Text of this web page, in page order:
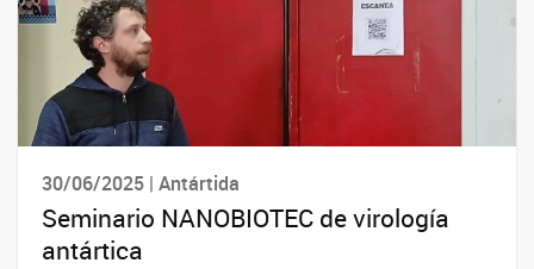
30/06/2025 | Antártida
Seminario NANOBIOTEC de virología
antártica